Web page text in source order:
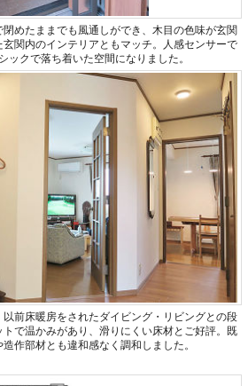
めたままでも風通しができ、木目の色味が玄関
関内のインテリアともマッチ。人感センサーで
ックで落ち着いた空間になりました。
前床暖房をされたダイビング・リビングとの段
で温かみがあり、滑りにくい床材とご好評。既
作部材とも違和感なく調和しました。